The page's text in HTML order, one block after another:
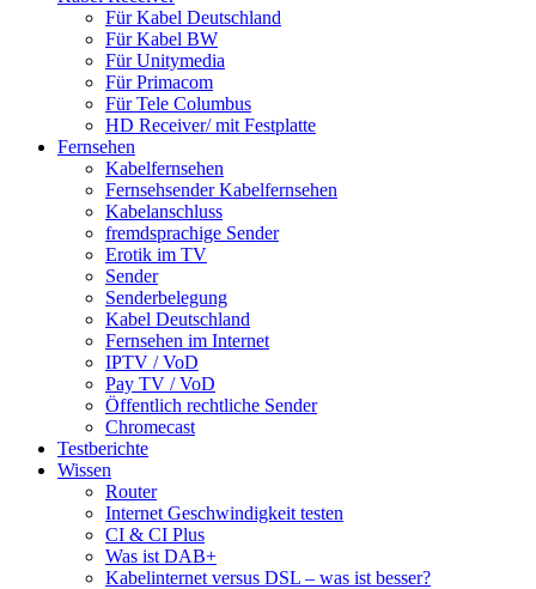
Für Kabel Deutschland
Für Kabel BW
Für Unitymedia
Für Primacom
Für Tele Columbus
HD Receiver/ mit Festplatte
Fernsehen
Kabelfernsehen
Fernsehsender Kabelfernsehen
Kabelanschluss
fremdsprachige Sender
Erotik im TV
Sender
Senderbelegung
Kabel Deutschland
Fernsehen im Internet
IPTV / VoD
Pay TV / VoD
Öffentlich rechtliche Sender
Chromecast
Testberichte
Wissen
Router
Internet Geschwindigkeit testen
CI & CI Plus
Was ist DAB+
Kabelinternet versus DSL – was ist besser?